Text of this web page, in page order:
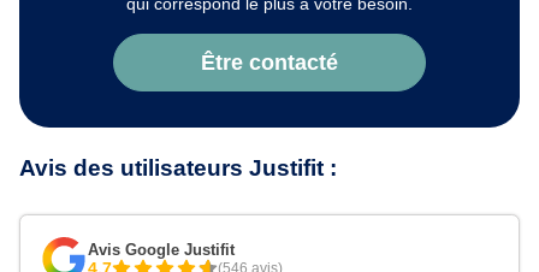
qui correspond le plus à votre besoin.
Être contacté
Avis des utilisateurs Justifit :
Avis Google Justifit
(546 avis)